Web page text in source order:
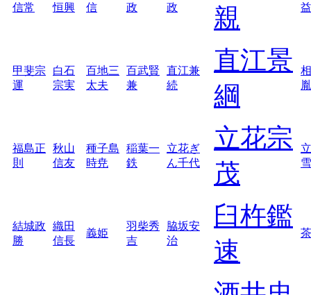
信常
恒興
信
政
政
親
益
甲斐宗
運
白石
宗実
百地三
太夫
百武賢
兼
直江兼
続
直江景
綱
胤
福島正
則
秋山
信友
種子島
時尭
稲葉一
鉄
立花ぎ
ん千代
立花宗
茂
雪
結城政
勝
織田
信長
義姫
羽柴秀
吉
脇坂安
治
臼杵鑑
速